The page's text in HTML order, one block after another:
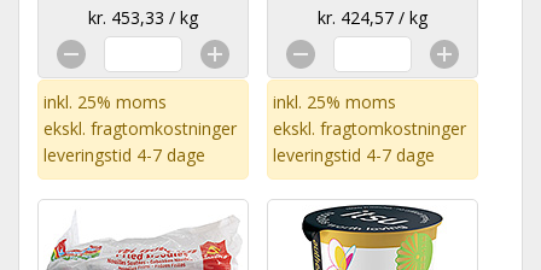
kr. 453,33 / kg
inkl. 25% moms
ekskl. fragtomkostninger
leveringstid 4-7 dage
kr. 424,57 / kg
inkl. 25% moms
ekskl. fragtomkostninger
leveringstid 4-7 dage